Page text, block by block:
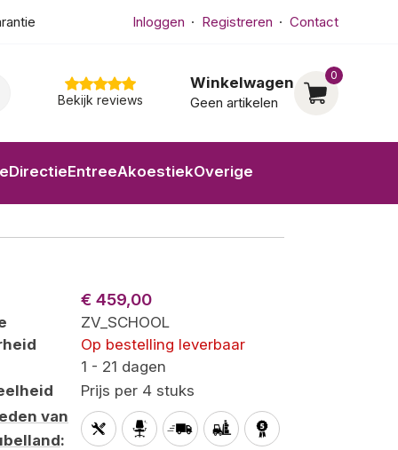
Inloggen Registreren Contact
Bekijk reviews
Winkelwagen
Geen artikelen
0
DirectieEntreeAkoestiekOverige
€ 459,00
ZV_SCHOOL
Op bestelling leverbaar
1 - 21 dagen
Prijs per 4 stuks
van
: